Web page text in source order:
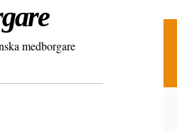
medborgare